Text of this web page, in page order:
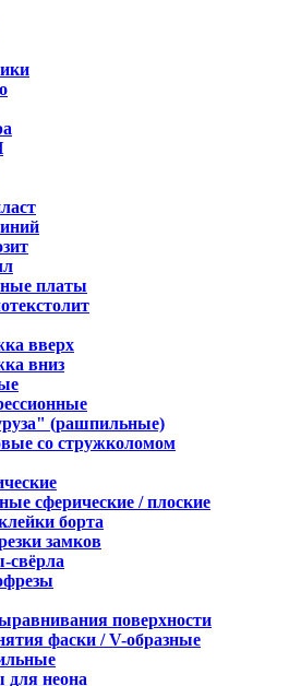
платы
вверх
вниз
(рашпильные)
со стружколомом
сферические / плоские
борта
замков
свёрла
поверхности
фаски / V-образные
для неона